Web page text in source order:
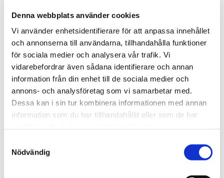
Denna webbplats använder cookies
Vi använder enhetsidentifierare för att anpassa innehållet
och annonserna till användarna, tillhandahålla funktioner
för sociala medier och analysera vår trafik. Vi
vidarebefordrar även sådana identifierare och annan
information från din enhet till de sociala medier och
annons- och analysföretag som vi samarbetar med.
Dessa kan i sin tur kombinera informationen med annan
information som du har tillhandahållit eller som de har
Nödvändig
Skriv en recension
Andra köpte också